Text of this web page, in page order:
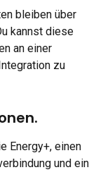
bleiben über
kannst diese
an einer
zu
Energy+, einen
und ein